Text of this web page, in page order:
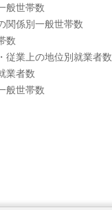
般世帯数
関係別一般世帯数
数
従業上の地位別就業者数
業者数
般世帯数